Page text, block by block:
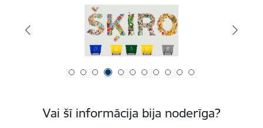
Vai šī informācija bija noderīga?